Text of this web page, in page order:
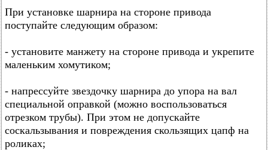
При установке шарнира на стороне привода
поступайте следующим образом:
- установите манжету на стороне привода и укрепите
маленьким хомутиком;
- напрессуйте звездочку шарнира до упора на вал
специальной оправкой (можно воспользоваться
отрезком трубы). При этом не допускайте
соскальзывания и повреждения скользящих цапф на
роликах;